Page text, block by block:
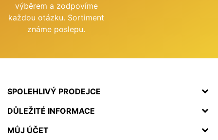
výběrem a zodpovíme
každou otázku. Sortiment
známe poslepu.
SPOLEHLIVÝ PRODEJCE
DŮLEŽITÉ INFORMACE
MŮJ ÚČET